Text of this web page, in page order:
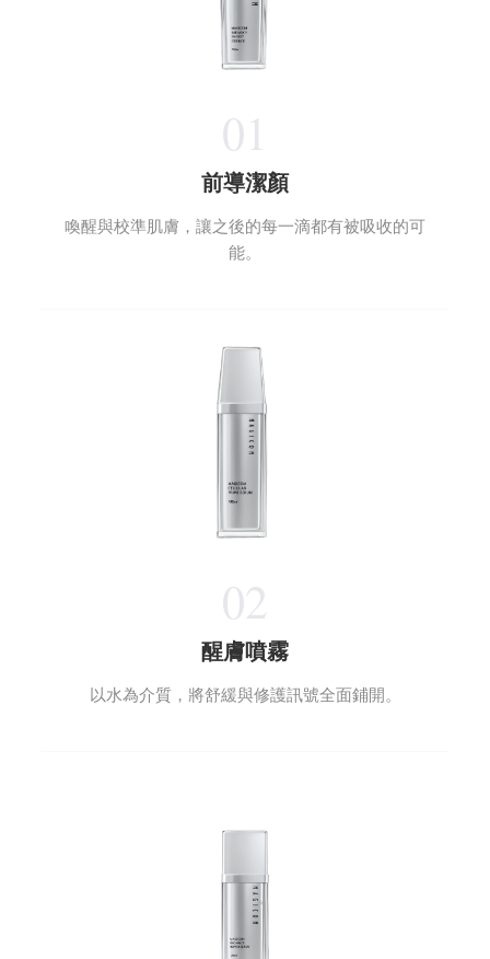
01
前導潔顏
喚醒與校準肌膚，讓之後的每一滴都有被吸收的可
能。
02
醒膚噴霧
以水為介質，將舒緩與修護訊號全面鋪開。